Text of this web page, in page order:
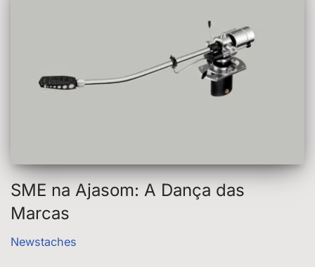
SME na Ajasom: A Dança das
Marcas
Newstaches